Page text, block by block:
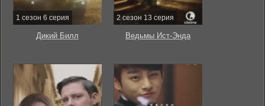
1 сезон 6 серия
Дикий Билл
2 сезон 13 серия
Ведьмы Ист-Энда